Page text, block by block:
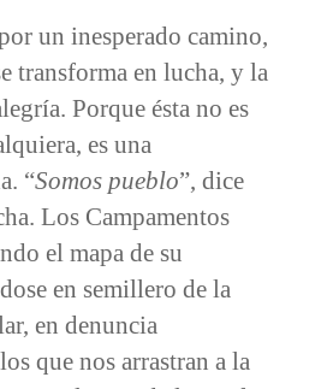
un inesperado camino,
transforma en lucha, y la
Porque ésta no es
es una
“Somos pueblo”, dice
Los Campamentos
el mapa de su
en semillero de la
en denuncia
que nos arrastran a la